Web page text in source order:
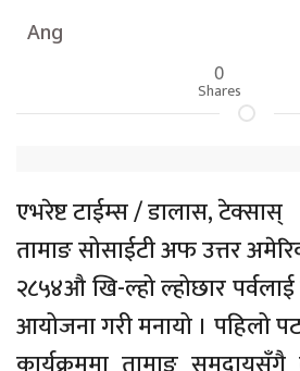
Ang
0
Shares
एभरेष्ट टाईम्स / डालास, टेक्सास्
तामाङ सोसाईटी अफ उत्तर
२८५४औ खि-ल्हो ल्होछार
आयोजना गरी मनायो । पहिलो